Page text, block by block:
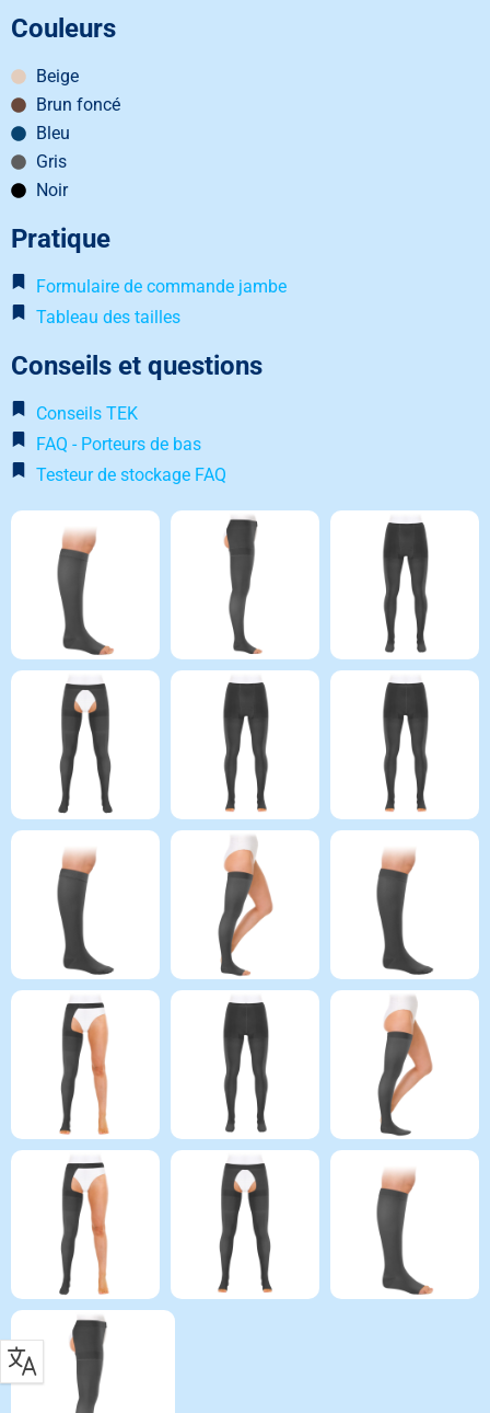
Couleurs
Beige
Brun foncé
Bleu
Gris
Noir
Pratique
Formulaire de commande jambe
Tableau des tailles
Conseils et questions
Conseils TEK
FAQ - Porteurs de bas
Testeur de stockage FAQ